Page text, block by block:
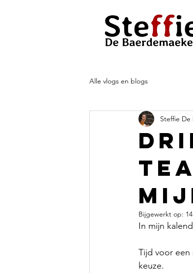
Alle vlogs en blogs
Steffie De
Bijgewerkt op:
In mijn
Tijd voor een
keuze.